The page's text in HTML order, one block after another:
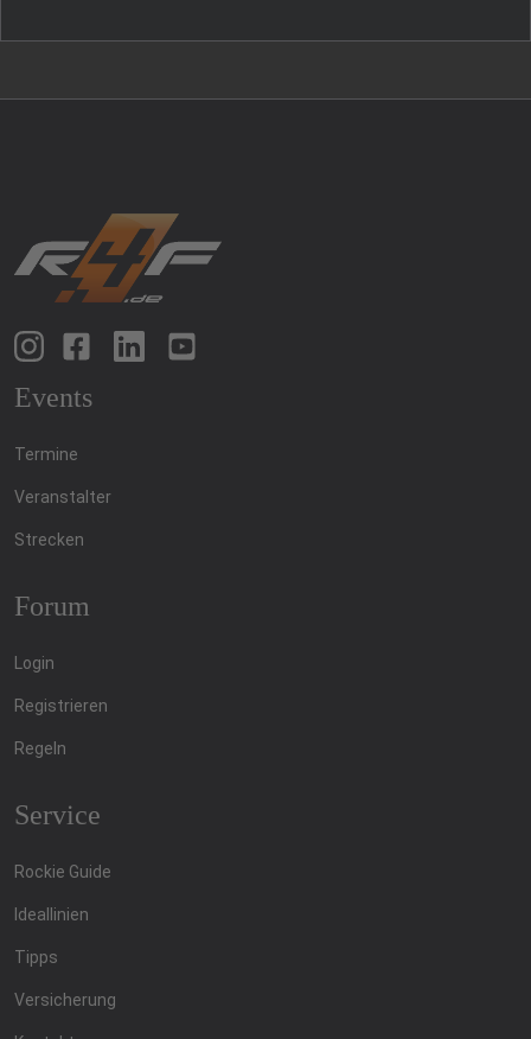
Events
Termine
Veranstalter
Strecken
Forum
Login
Registrieren
Regeln
Service
Rockie Guide
Ideallinien
Tipps
Versicherung